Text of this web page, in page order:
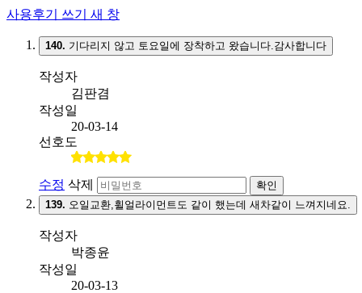
사용후기 쓰기 새 창
140. 기다리지 않고 토요일에 장착하고 왔습니다.감사합니다
작성자
김판겸
작성일
20-03-14
선호도
수정 삭제
확인
139. 오일교환,휠얼라이먼트도 같이 했는데 새차같이 느껴지네요.
작성자
박종윤
작성일
20-03-13